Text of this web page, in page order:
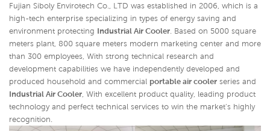
Fujian Siboly Envirotech Co., LTD was established in 2006, which is a
high-tech enterprise specializing in types of energy saving and
environment protecting Industrial Air Cooler . Based on 5000 square
meters plant, 800 square meters modern marketing center and more
than 300 employees, With strong technical research and
development capabilities we have independently developed and
produced household and commercial portable air cooler series and
Industrial Air Cooler With excellent product quality, leading product
technology and perfect technical services to win the market's highly
recognition.